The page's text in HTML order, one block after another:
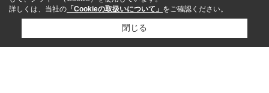
詳しくは、当社の 「Cookieの取扱いについて」 をご確認ください。
閉じる